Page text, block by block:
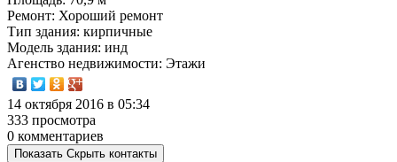
Ремонт: Хороший ремонт
Тип здания: кирпичные
Модель здания: инд
Агенство недвижимости: Этажи
14 октября 2016 в 05:34
333 просмотра
0 комментариев
Показать Скрыть контакты